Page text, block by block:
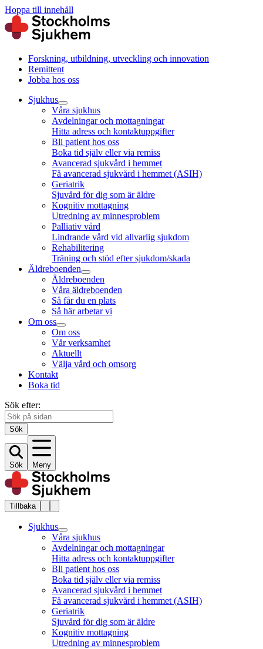
Hoppa till innehåll
Forskning, utbildning, utveckling och innovation
Remittent
Jobba hos oss
Sjukhus
Våra sjukhus
Avdelningar och mottagningar
Hitta adress och kontaktuppgifter
Bli patient hos oss
Boka tid själv eller via remiss
Avancerad sjukvård i hemmet
Få avancerad sjukvård i hemmet (ASIH)
Geriatrik
Sjuvård för dig som är äldre
Kognitiv mottagning
Utredning av minnesproblem
Palliativ vård
Lindrande vård vid allvarlig sjukdom
Rehabilitering
Träning och stöd efter sjukdom/skada
Äldreboenden
Äldreboenden
Våra äldreboenden
Så får du en plats
Så här arbetar vi
Om oss
Om oss
Vår verksamhet
Aktuellt
Välja vård och omsorg
Kontakt
Boka tid
Sök efter:
Sök
Sök Meny
Tillbaka
Sjukhus
Våra sjukhus
Avdelningar och mottagningar
Hitta adress och kontaktuppgifter
Bli patient hos oss
Boka tid själv eller via remiss
Avancerad sjukvård i hemmet
Få avancerad sjukvård i hemmet (ASIH)
Geriatrik
Sjuvård för dig som är äldre
Kognitiv mottagning
Utredning av minnesproblem